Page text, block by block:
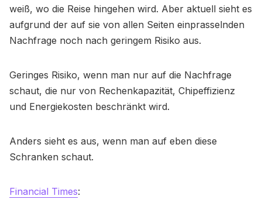
weiß, wo die Reise hingehen wird. Aber aktuell sieht es
aufgrund der auf sie von allen Seiten einprasselnden
Nachfrage noch nach geringem Risiko aus.
Geringes Risiko, wenn man nur auf die Nachfrage
schaut, die nur von Rechenkapazität, Chipeffizienz
und Energiekosten beschränkt wird.
Anders sieht es aus, wenn man auf eben diese
Schranken schaut.
Financial Times: